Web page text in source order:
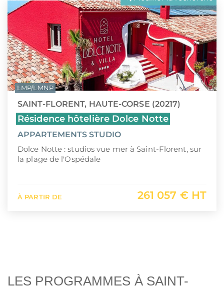
LLI
CIIC (Corse)
Maurice (non-résident)
PTZ
TVA réduite
Pays de la Loire
Provence-Alpes-Côte d'Azur
Guadeloupe (971)
Guyane (973)
La Réunion (974)
Martinique (972)
Nouvelle-Calédonie (988)
Polynésie française (987)
Île Maurice
SAINT-FLORENT, HAUTE-CORSE (20217)
Résidence hôtelière Dolce Notte
APPARTEMENTS STUDIO
Dolce Notte : studios vue mer à Saint-Florent, sur
la plage de l'Ospédale
À PARTIR DE 261 057 € HT
LMP/LMNP
LES PROGRAMMES À SAINT-